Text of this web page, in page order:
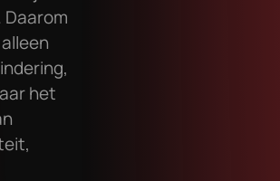
het